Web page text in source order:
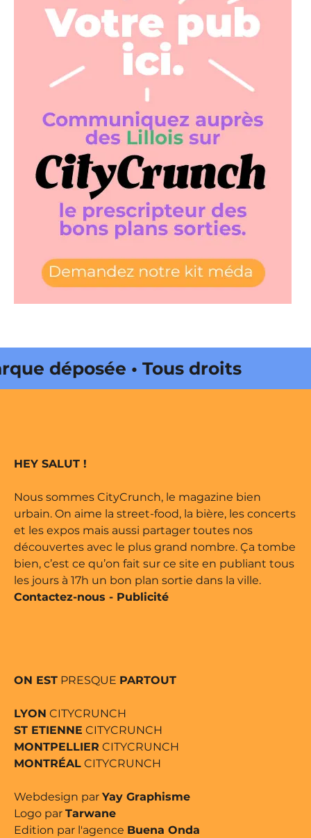
• Tous droits réservés •
HEY SALUT !
Nous sommes CityCrunch, le magazine bien
urbain. On aime la street-food, la bière, les concerts
et les expos mais aussi partager toutes nos
découvertes avec le plus grand nombre. Ça tombe
bien, c’est ce qu’on fait sur ce site en publiant tous
les jours à 17h un bon plan sortie dans la ville.
Contactez-nous - Publicité
ON EST PRESQUE PARTOUT
LYON CITYCRUNCH
ST ETIENNE CITYCRUNCH
MONTPELLIER CITYCRUNCH
MONTRÉAL CITYCRUNCH
Webdesign par Yay Graphisme
Logo par Tarwane
Edition par l'agence Buena Onda